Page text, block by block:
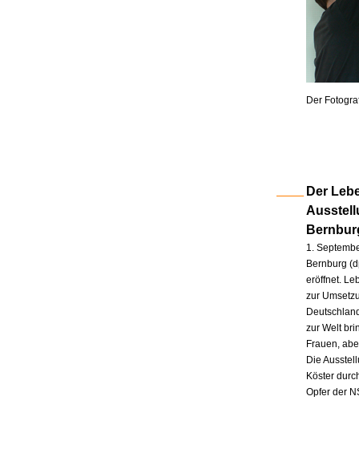
Der
Der
1.
Bernburg
eröffnet.
zur
zur Welt
Frauen,
Die
Köster
Opfer der